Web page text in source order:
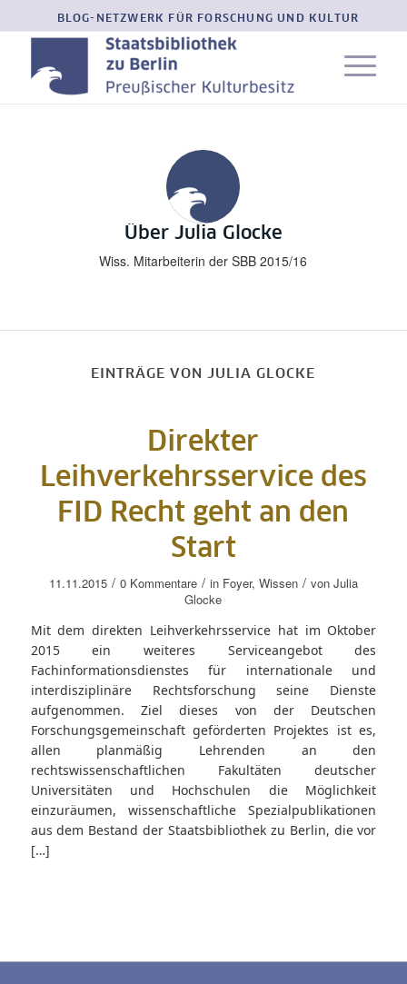
BLOG-NETZWERK FÜR FORSCHUNG UND KULTUR
Über Julia Glocke
Wiss. Mitarbeiterin der SBB 2015/16
EINTRÄGE VON JULIA GLOCKE
Direkter
Leihverkehrsservice des
FID Recht geht an den
Start
11.11.2015 / 0 Kommentare / in Foyer, Wissen / von Julia
Glocke
Mit dem direkten Leihverkehrsservice hat im Oktober
2015 ein weiteres Serviceangebot des
Fachinformationsdienstes für internationale und
interdisziplinäre Rechtsforschung seine Dienste
aufgenommen. Ziel dieses von der Deutschen
Forschungsgemeinschaft geförderten Projektes ist es,
allen planmäßig Lehrenden an den
rechtswissenschaftlichen Fakultäten deutscher
Universitäten und Hochschulen die Möglichkeit
einzuräumen, wissenschaftliche Spezialpublikationen
aus dem Bestand der Staatsbibliothek zu Berlin, die vor
[…]